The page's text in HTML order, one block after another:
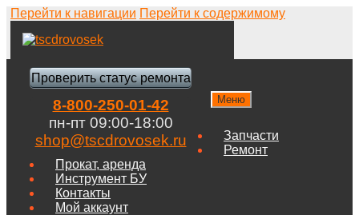
Перейти к навигации Перейти к содержимому
Проверить статус ремонта
8-800-250-01-42
пн-пт 09:00-18:00
shop@tscdrovosek.ru
Меню
Запчасти
Ремонт
Прокат, аренда
Инструмент БУ
Контакты
Мой аккаунт